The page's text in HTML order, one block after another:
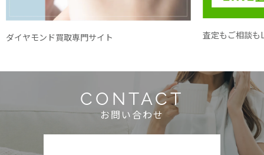
ダイヤモンド買取専門サイト 査定もご相談も
CONTACT
お問い合わせ